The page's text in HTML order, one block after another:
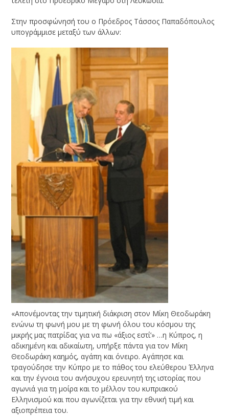
Στην προσφώνησή του ο Πρόεδρος Τάσσος Παπαδόπουλος
υπογράμμισε μεταξύ των άλλων:
«Απονέμοντας την τιμητική διάκριση στον Μίκη Θεοδωράκη
ενώνω τη φωνή μου με τη φωνή όλου του κόσμου της
μικρής μας πατρίδας για να πω «άξιος εστί’» …η Κύπρος, η
αδικημένη και αδικαίωτη, υπήρξε πάντα για τον Μίκη
Θεοδωράκη καημός, αγάπη και όνειρο. Αγάπησε και
τραγούδησε την Κύπρο με το πάθος του ελεύθερου Έλληνα
και την έγνοια του ανήσυχου ερευνητή της ιστορίας που
αγωνιά για τη μοίρα και το μέλλον του κυπριακού
Ελληνισμού και που αγωνίζεται για την εθνική τιμή και
αξιοπρέπεια του.